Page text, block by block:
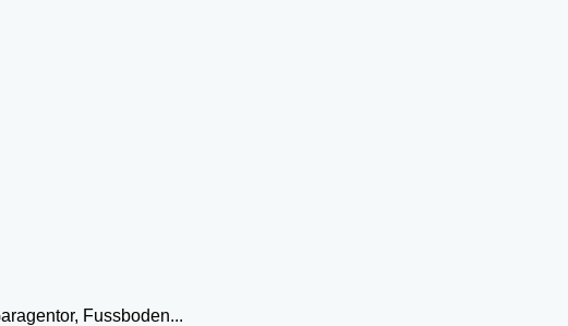
Fussboden...